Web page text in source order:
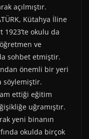
açılmıştır.
Kütahya İline
okulu da
ve
sohbet etmiştir.
önemli bir yeri
söylemiştir.
ettiği eğitim
uğramıştır.
yeni binanın
okulda birçok